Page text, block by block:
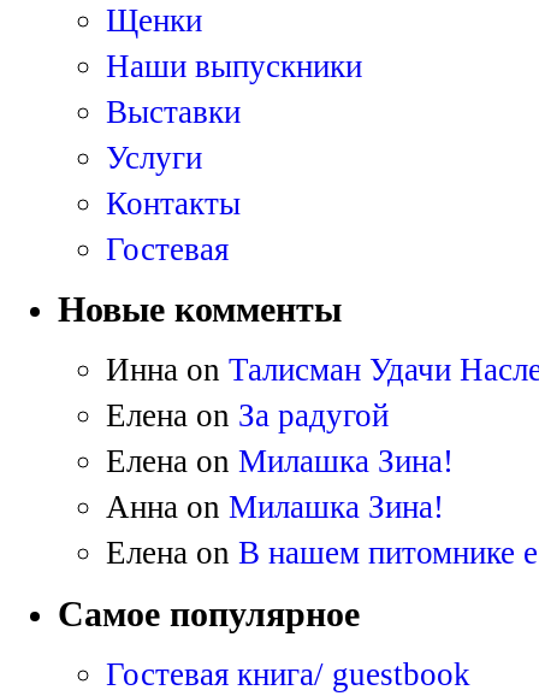
Щенки
Наши выпускники
Выставки
Услуги
Контакты
Гостевая
Новые комменты
Инна on Талисман Удачи
Елена on За радугой
Елена on Милашка Зина!
Анна on Милашка Зина!
Елена on В нашем питомнике
Самое популярное
Гостевая книга/ guestbook